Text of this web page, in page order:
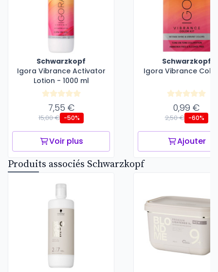
Schwarzkopf
Igora Vibrance Activator
Lotion - 1000 ml
7,55 €
15,00 € -50%
Voir plus
Schwarzkopf
Igora Vibrance
0,99 €
2,50 € -60%
Ajouter
Produits associés Schwarzkopf